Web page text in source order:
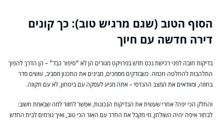
הסוף הטוב (שגם מרגיש טוב): כך קונים
דירה חדשה עם חיוך
בדיקות חובה לפני רכישת נכס חדש בפרויקט מגורים הן לא ״סיפור כבד״ – הן הדרך להפוך
התלהבות להחלטה חכמה. כשבודקים מסמכים, מבינים את התכנון מסביב, עושים סדר
בחוזה, ומוודאים את המצב ההנדסי – אתה מגיע לעסקה עם ביטחון, לא עם תקווה.
והחלק הכי יפה? אחרי שעשית את הבדיקות הנכונות, אפשר לחזור למה שבאמת חשוב:
לבחור איפה יהיה השולחן, מי מקבל את החדר עם האור הכי טוב, ואיך גורמים לבית החדש